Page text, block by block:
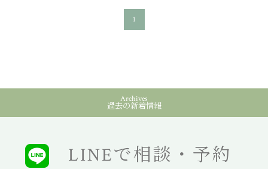
1
Archives
過去の新着情報
LINEで相談・予約